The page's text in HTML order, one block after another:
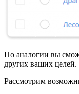
По аналогии вы
других ваших целей.
Рассмотрим